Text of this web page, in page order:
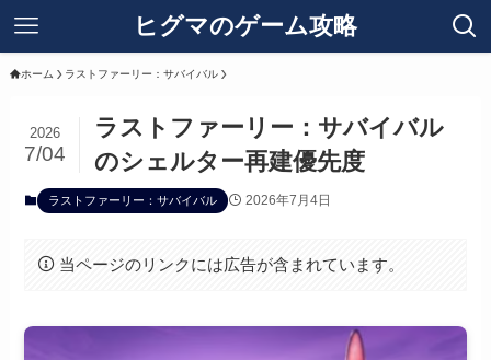
ヒグマのゲーム攻略
ホーム ラストファーリー：サバイバル
ラストファーリー：サバイバル
のシェルター再建優先度
2026
7/04
ラストファーリー：サバイバル 2026年7月4日
当ページのリンクには広告が含まれています。